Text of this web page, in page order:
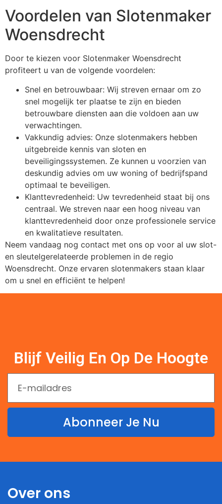
Voordelen van Slotenmaker
Woensdrecht
Door te kiezen voor Slotenmaker Woensdrecht
profiteert u van de volgende voordelen:
Snel en betrouwbaar: Wij streven ernaar om zo
snel mogelijk ter plaatse te zijn en bieden
betrouwbare diensten aan die voldoen aan uw
verwachtingen.
Vakkundig advies: Onze slotenmakers hebben
uitgebreide kennis van sloten en
beveiligingssystemen. Ze kunnen u voorzien van
deskundig advies om uw woning of bedrijfspand
optimaal te beveiligen.
Klanttevredenheid: Uw tevredenheid staat bij ons
centraal. We streven naar een hoog niveau van
klanttevredenheid door onze professionele service
en kwalitatieve resultaten.
Neem vandaag nog contact met ons op voor al uw slot-
en sleutelgerelateerde problemen in de regio
Woensdrecht. Onze ervaren slotenmakers staan klaar
om u snel en efficiënt te helpen!
Blijf Veilig En Op De Hoogte
Abonneer Je Nu
Over ons